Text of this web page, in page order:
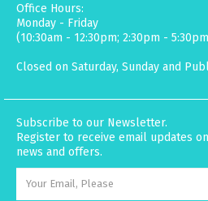
Office Hours:
Monday - Friday
(10:30am - 12:30pm; 2:30pm -
Closed on Saturday, Sunday and
Subscribe to our Newsletter.
Register to receive email updates
news and offers.